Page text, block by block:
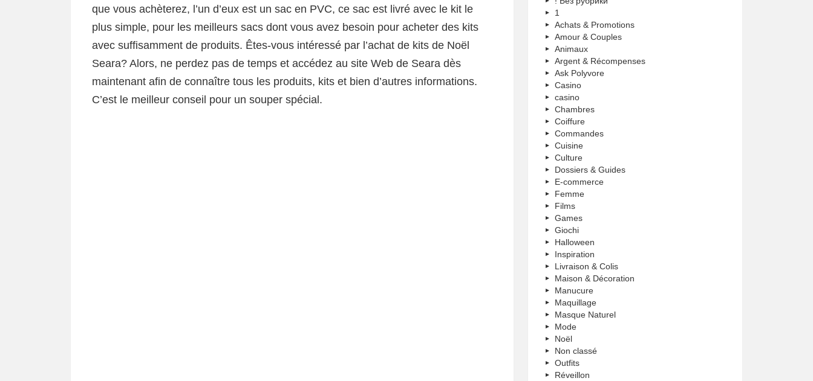
que vous achèterez, l’un d’eux est un sac en PVC, ce sac est livré avec le kit le
plus simple, pour les meilleurs sacs dont vous avez besoin pour acheter des kits
avec suffisamment de produits. Êtes-vous intéressé par l’achat de kits de Noël
Seara? Alors, ne perdez pas de temps et accédez au site Web de Seara dès
maintenant afin de connaître tous les produits, kits et bien d’autres informations.
C’est le meilleur conseil pour un souper spécial.
1
Achats & Promotions
Amour & Couples
Animaux
Argent & Récompenses
Ask Polyvore
Casino
casino
Chambres
Coiffure
Commandes
Cuisine
Culture
Dossiers & Guides
E-commerce
Femme
Films
Games
Giochi
Halloween
Inspiration
Livraison & Colis
Maison & Décoration
Manucure
Maquillage
Masque Naturel
Mode
Noël
Non classé
Outfits
Réveillon